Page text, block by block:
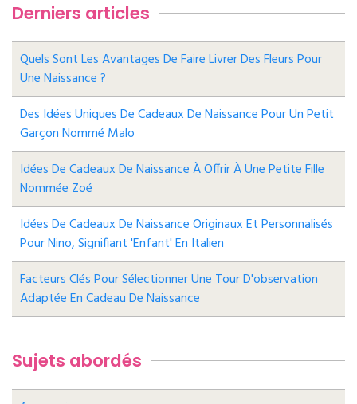
Derniers articles
Quels Sont Les Avantages De Faire Livrer Des Fleurs Pour
Une Naissance ?
Des Idées Uniques De Cadeaux De Naissance Pour Un Petit
Garçon Nommé Malo
Idées De Cadeaux De Naissance À Offrir À Une Petite Fille
Nommée Zoé
Idées De Cadeaux De Naissance Originaux Et Personnalisés
Pour Nino, Signifiant 'enfant' En Italien
Facteurs Clés Pour Sélectionner Une Tour D'observation
Adaptée En Cadeau De Naissance
Sujets abordés